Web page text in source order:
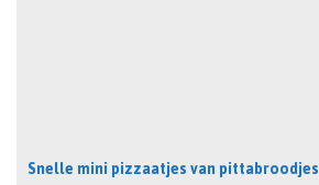
Snelle mini pizzaatjes van pittabroodjes